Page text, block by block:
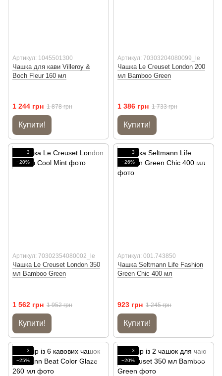
Артикул: 1045501300
Чашка для кави Villeroy &
Boch Fleur 160 мл
1 244 грн 1 878 грн
Купити!
Артикул: 70303204080099_le
Чашка Le Creuset London 200
мл Bamboo Green
1 386 грн 1 733 грн
Купити!
3
−20%
Артикул: 70302354080002_le
Чашка Le Creuset London 350
мл Bamboo Green
1 562 грн 1 952 грн
Купити!
3
−26%
Артикул: 001.743850
Чашка Seltmann Life Fashion
Green Chic 400 мл
923 грн 1 245 грн
Купити!
3
−25%
3
−20%